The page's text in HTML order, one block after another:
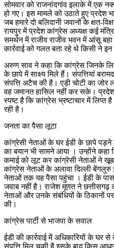
सोमवार को राजनांदगांव इलाके में एक
हो गए। इस मामले को उठाते हुए प्रदेश
जब हमारे दो बलिदानी जवानों के क्षत-
रायपुर में प्रदेश कांग्रेस अध्यक्ष कई
समर्थन में राजीव राजीव भवन में आंसू
कार्रवाई को गलत बता रहे थे किसी ने
अरुण साव ने कहा कि कांग्रेस जिनके
के छापे में साक्ष्य मिले हैं। संपत्तियां
संपत्ति अटैच की है। एड़ी चोटी का जोर
वह जमानत हासिल नहीं कर सके।
स्पष्ट है कि कांग्रेस भ्रष्टाचार में लिप्त
रही है।
जनता का पैसा लूटा
कांग्रेसी नेताओं के घर ईडी के छापे पड़ने
का बयान भी सामने आया । उन्होंने कहा
कमाई को लूट कर कांग्रेसी नेताओं ने
कांग्रेस नेताओं के अलावा दिल्ली
नेताओं तक यह पैसा पहुंचा । ईडी के
जवाब नहीं है। राजेश मूणत ने छत्तीसगढ़
नेताओं और उनके संबंधियों के ठिकानों
की।
कांग्रेस पार्टी से भाजपा के सवाल
ईडी की कार्रवाई में अधिकारियों के घर